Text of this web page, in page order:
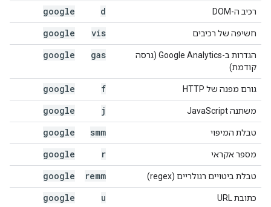
רכיב ה-DOM d
google
חשיפה של רכיבים vis
google
הגדרות ב-Google Analytics (גרסה
קודמת)
gas
google
גורם מפנה של HTTP f
google
משתנה JavaScript j
google
טבלת המיפוי smm
google
מספר אקראי r
google
טבלת ביטויים רגולריים (regex) remm
google
כתובת URL u
google